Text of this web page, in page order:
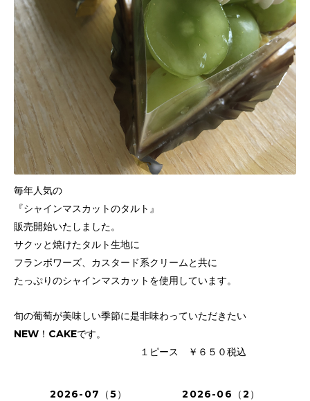
毎年人気の
『シャインマスカットのタルト』
販売開始いたしました。
サクッと焼けたタルト生地に
フランボワーズ、カスタード系クリームと共に
たっぷりのシャインマスカットを使用しています。
旬の葡萄が美味しい季節に是非味わっていただきたい
NEW！CAKEです。
１ピース ￥６５０税込
2026-07（5）
2026-06（2）